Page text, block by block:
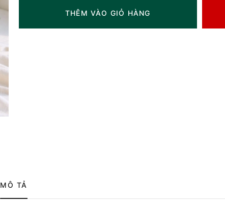
THÊM VÀO GIỎ HÀNG
MÔ TẢ